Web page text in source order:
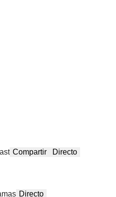
Compartir Directo
Directo